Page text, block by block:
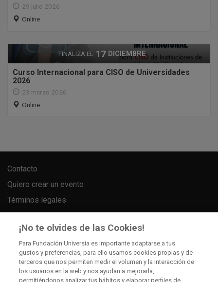
29 julio 2026
Online
FINALIZA EL 17 DICIEMBRE
Curso Internacional para CISO de Universidades
2026
23 marzo 2026
Online
Contacto
Quiero crear un evento
Términos legales
Política de cookies
Política de privacidad
KML, ICS o RSS
¡No te olvides de las Cookies!
Para Fundación Universia es importante adaptarse a tus
gustos y preferencias, para ello usamos cookies propias y de
terceros que nos permiten medir el volumen y la interacción de
los usuarios en la web y nos ayudan a mejorarla,
permitiéndonos analizar tus hábitos y elaborar perfiles de